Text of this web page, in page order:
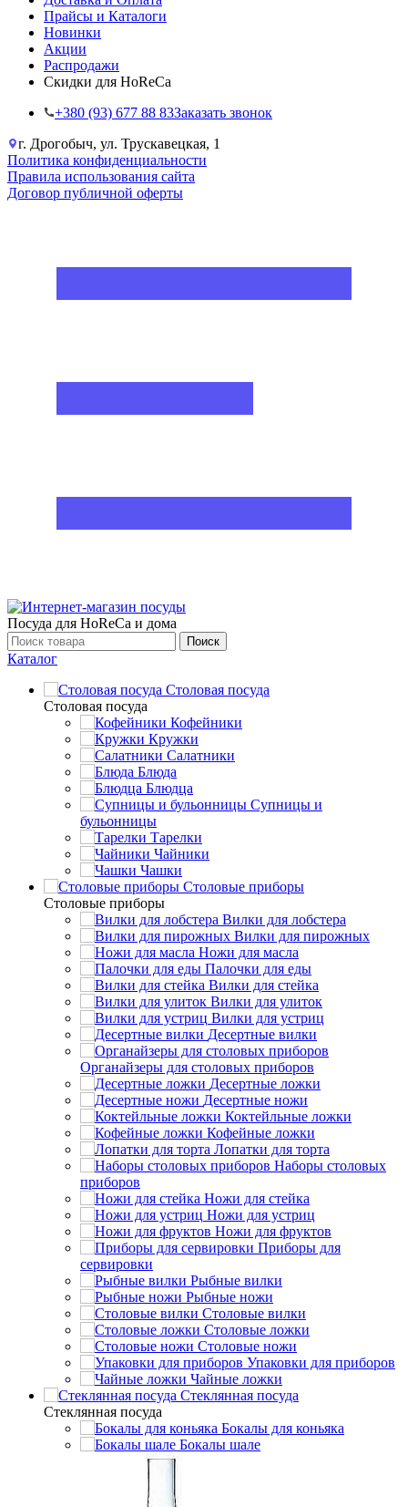
Прайсы и Каталоги
Новинки
Акции
Распродажи
Скидки для HoReCa
+38‎0 (93) 677 88 83Заказать звонок
г. Дрогобыч, ул. Трускавецкая, 1
Политика конфиденциальности
Правила использования сайта
Договор публичной оферты
Посуда для HoReCa и дома
Поиск
Каталог
Столовая посуда
Столовая посуда
Кофейники
Кружки
Салатники
Блюда
Блюдца
Супницы и
бульонницы
Тарелки
Чайники
Чашки
Cтоловые приборы
Cтоловые приборы
Вилки для лобстера
Вилки для пирожных
Ножи для масла
Палочки для еды
Вилки для стейка
Вилки для улиток
Вилки для устриц
Десертные вилки
Органайзеры для столовых приборов
Десертные ложки
Десертные ножи
Коктейльные ложки
Кофейные ложки
Лопатки для торта
Наборы столовых
приборов
Ножи для стейка
Ножи для устриц
Ножи для фруктов
Приборы для
сервировки
Рыбные вилки
Рыбные ножи
Столовые вилки
Столовые ложки
Столовые ножи
Упаковки для приборов
Чайные ложки
Стеклянная посуда
Стеклянная посуда
Бокалы для коньяка
Бокалы шале